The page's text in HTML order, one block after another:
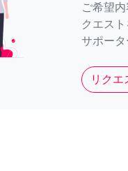
ご希望
クエス
サポータ
リクエ